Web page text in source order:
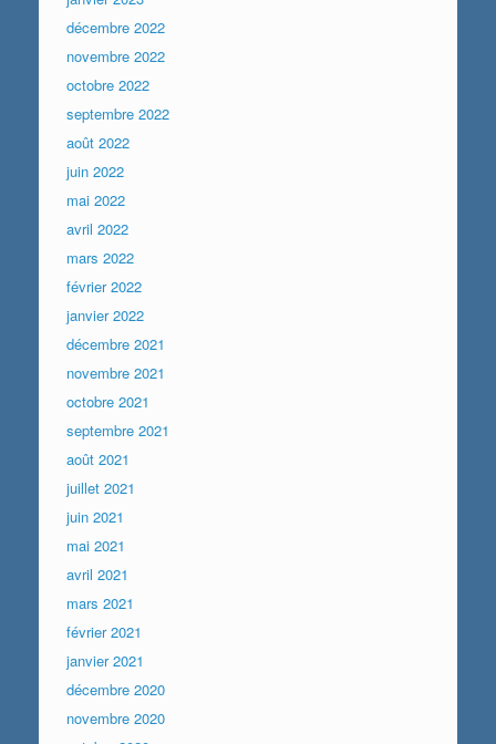
décembre 2022
novembre 2022
octobre 2022
septembre 2022
août 2022
juin 2022
mai 2022
avril 2022
mars 2022
février 2022
janvier 2022
décembre 2021
novembre 2021
octobre 2021
septembre 2021
août 2021
juillet 2021
juin 2021
mai 2021
avril 2021
mars 2021
février 2021
janvier 2021
décembre 2020
novembre 2020